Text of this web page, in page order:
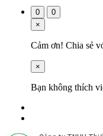
0
0
×
Cảm ơn! Chia sẻ
×
Bạn không thích